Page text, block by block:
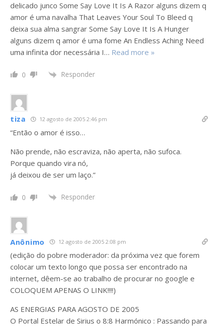
delicado junco Some Say Love It Is A Razor alguns dizem q
amor é uma navalha That Leaves Your Soul To Bleed q
deixa sua alma sangrar Some Say Love It Is A Hunger
alguns dizem q amor é uma fome An Endless Aching Need
uma infinita dor necessária I… Read more »
0 Responder
tiza 12 agosto de 2005 2:46 pm
“Então o amor é isso…
Não prende, não escraviza, não aperta, não sufoca.
Porque quando vira nó,
já deixou de ser um laço.”
0 Responder
Anônimo 12 agosto de 2005 2:08 pm
(edição do pobre moderador: da próxima vez que forem
colocar um texto longo que possa ser encontrado na
internet, dêem-se ao trabalho de procurar no google e
COLOQUEM APENAS O LINK!!!!)
AS ENERGIAS PARA AGOSTO DE 2005
O Portal Estelar de Sirius o 8:8 Harmónico : Passando para